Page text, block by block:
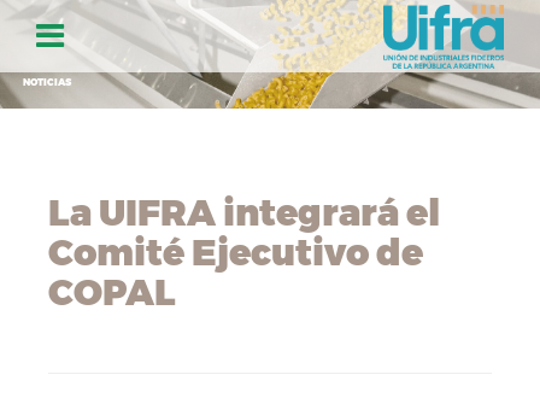
NOTICIAS
La UIFRA integrará el
Comité Ejecutivo de
COPAL